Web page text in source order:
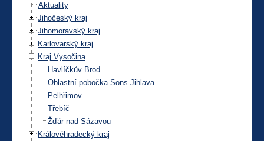
Aktuality
Jihočeský kraj
Jihomoravský kraj
Karlovarský kraj
Kraj Vysočina
Havlíčkův Brod
Oblastní pobočka Sons Jihlava
Pelhřimov
Třebíč
Žďár nad Sázavou
Královéhradecký kraj